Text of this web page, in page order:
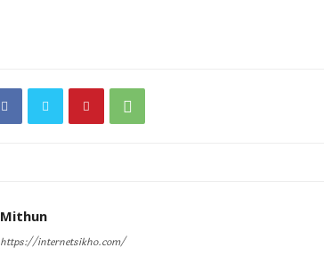
Mithun
https://internetsikho.com/